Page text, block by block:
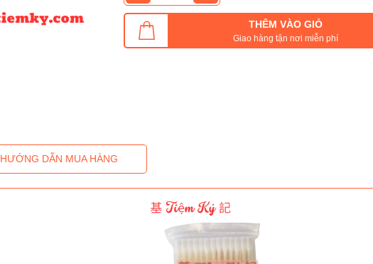
THÊM VÀO GIỎ
Giao hàng tận nơi miễn phí
HƯỚNG DẪN MUA HÀNG